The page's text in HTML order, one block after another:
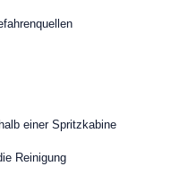
einer Spritzkabine
Reinigung